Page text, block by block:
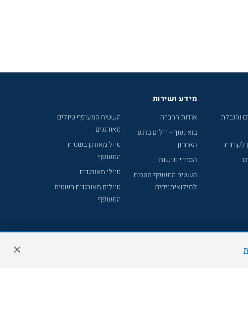
והגבלת
לקוחות
מידע ושירות
אודות החברה
בוא נעוף - דילים ברגע
האחרון
הסדרי נגישות
השטיח המעופף הטבות
למילואימניקים
השטיח המעופף טיולים
מאורגנים
טיול מאורגן בשטיח
המעופף
טיולי מאורגנים
טיולים מאורגנים השטיח
המעופף